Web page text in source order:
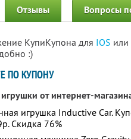
Отзывы Вопросы
КупиКупона для IOS или
:)
ПО КУПОНУ
от интернет-
игрушка Inductive Car.
Скидка 76%